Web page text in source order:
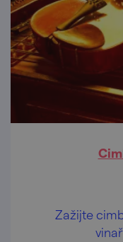
Zažijte